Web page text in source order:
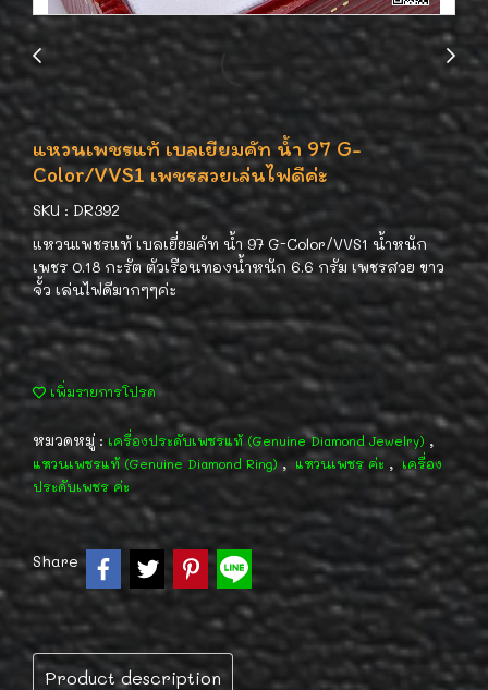
แหวนเพชรแท้ เบลเยียมคัท น้ำ 97 G-
Color/VVS1 เพชรสวยเล่นไฟดีค่ะ
SKU : DR392
แหวนเพชรแท้ เบลเยี่ยมคัท น้ำ 97 G-Color/VVS1 น้ำหนัก
เพชร 0.18 กะรัต ตัวเรือนทองน้ำหนัก 6.6 กรัม เพชรสวย ขาว
จั้ว เล่นไฟดีมากๆๆค่ะ
เพิ่มรายการโปรด
หมวดหมู่ : เครื่องประดับเพชรแท้ (Genuine Diamond Jewelry) ,
แหวนเพชรแท้ (Genuine Diamond Ring), แหวนเพชร ค่ะ , เครื่อง
ประดับเพชร ค่ะ
Share
Product description